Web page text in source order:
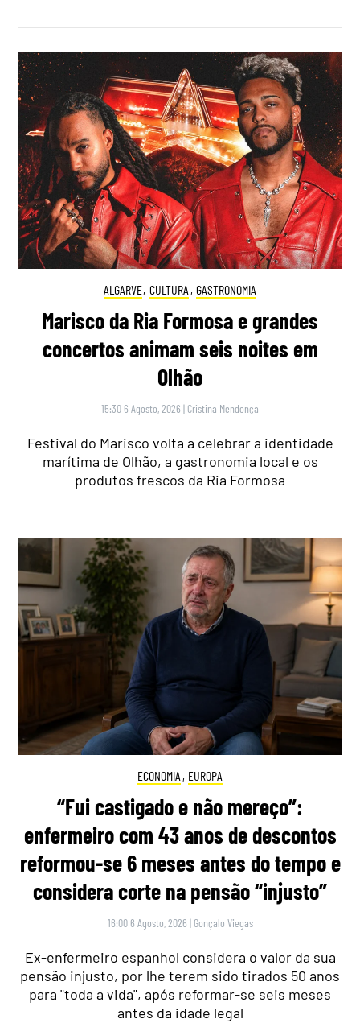
ALGARVE, CULTURA , GASTRONOMIA
Marisco da Ria Formosa e grandes
concertos animam seis noites em
Olhão
15:30 6 Agosto, 2026 | Cristina Mendonça
Festival do Marisco volta a celebrar a identidade
marítima de Olhão, a gastronomia local e os
produtos frescos da Ria Formosa
ECONOMIA , EUROPA
“Fui castigado e não mereço”:
enfermeiro com 43 anos de descontos
reformou-se 6 meses antes do tempo e
considera corte na pensão “injusto”
16:00 6 Agosto, 2026 | Gonçalo Viegas
Ex-enfermeiro espanhol considera o valor da sua
pensão injusto, por lhe terem sido tirados 50 anos
para "toda a vida", após reformar-se seis meses
antes da idade legal